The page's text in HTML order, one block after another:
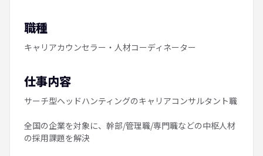
職種
キャリアカウンセラー・人材コーディネーター
仕事内容
サーチ型ヘッドハンティングのキャリアコンサルタント職
全国の企業を対象に、幹部/管理職/専門職などの中枢人材
の採用課題を解決